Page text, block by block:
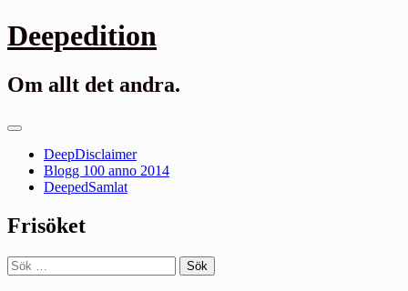
Gå
till
Deepedition
Om allt det andra.
Primär
DeepDisclaimer
Blogg 100 anno 2014
DeepedSamlat
Frisöket
Sök
efter: